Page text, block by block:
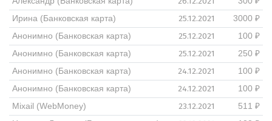
Ирина (Банковская карта)
25.12.2021
3000 ₽
Анонимно (Банковская карта)
25.12.2021
100 ₽
Анонимно (Банковская карта)
25.12.2021
250 ₽
Анонимно (Банковская карта)
24.12.2021
100 ₽
Анонимно (Банковская карта)
24.12.2021
100 ₽
Mixail (WebMoney)
23.12.2021
511 ₽